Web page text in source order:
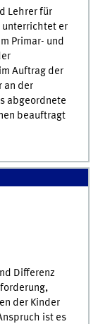
Lehrer für
unterrichtet er
Primar- und
Auftrag der
an der
abgeordnete
beauftragt
Differenz
der Kinder
ist es